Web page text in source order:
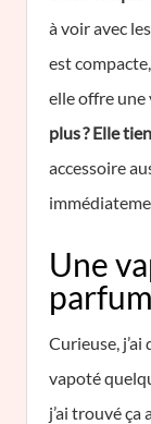
à voir avec
est
elle offre une
plus ? Elle
accessoire
Une
Curieuse, j’ai
vapoté
j’ai trouvé ça